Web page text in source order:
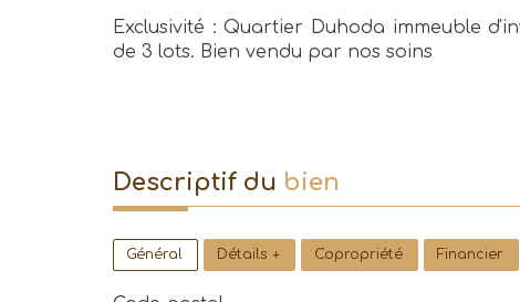
Exclusivité : Quartier Duhoda immeuble
de 3 lots. Bien vendu par nos soins
descriptif du bien
Général Détails + Copropriété Financier